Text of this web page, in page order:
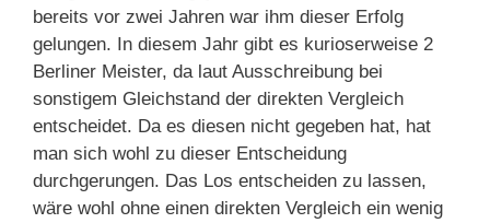
bereits vor zwei Jahren war ihm dieser Erfolg
gelungen. In diesem Jahr gibt es kurioserweise 2
Berliner Meister, da laut Ausschreibung bei
sonstigem Gleichstand der direkten Vergleich
entscheidet. Da es diesen nicht gegeben hat, hat
man sich wohl zu dieser Entscheidung
durchgerungen. Das Los entscheiden zu lassen,
wäre wohl ohne einen direkten Vergleich ein wenig